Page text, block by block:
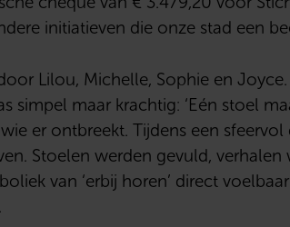
initiatieven die onze stad een
Lilou, Michelle, Sophie en
simpel maar krachtig: ‘Eén stoel
er ontbreekt. Tijdens een
Stoelen werden gevuld,
van ‘erbij horen’ direct